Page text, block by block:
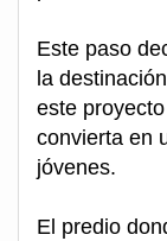
Este paso
la
este
convierta en
jóvenes.
El predio